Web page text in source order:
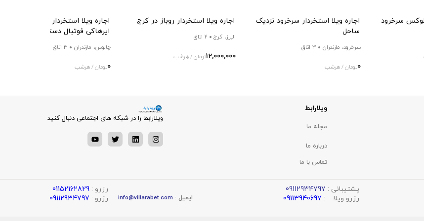
لوکس سرخرود
اجاره ویلا استخردار سرخرود نزدیک
ساحل
سرخرود، مازندران 3 اتاق
0تومان / هرشب
اجاره ویلا استخردار روباز در کرج
البرز، کرج 2 اتاق
12,000,000تومان / هرشب
اجاره ویلا استخردار سه خواب
ایرهاکی فوتبال دستی جکوزی
چالوس، مازندران 3 اتاق
0تومان / هرشب
ویلارابط
مجله ما
درباره ما
تماس با ما
ویلارابط را در شبکه های اجتماعی دنبال کنید
پشتیبانی : 09112934797
رزرو ویلا : 09113940697 ایمیل : info@villarabet.com
رزرو : 01152162829
رزرو : 09112934797